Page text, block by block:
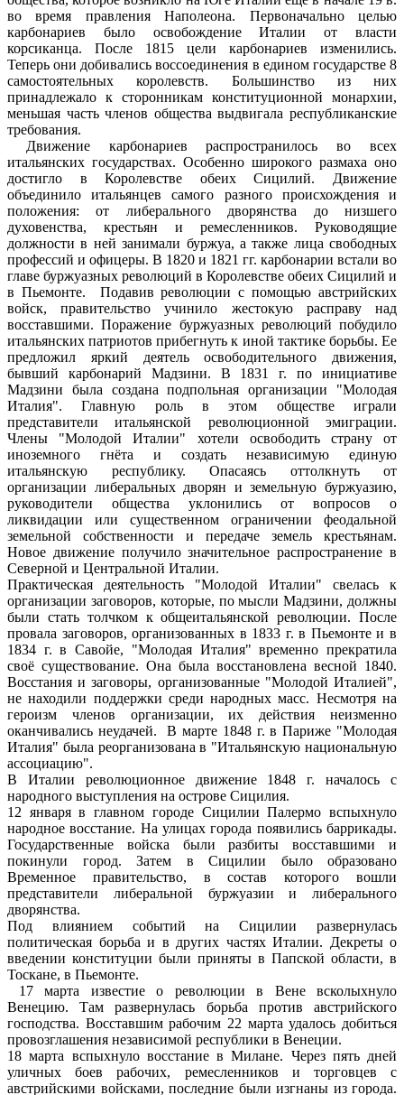
во время правления Наполеона. Первоначально целью
карбонариев было освобождение Италии от власти
корсиканца. После 1815 цели карбонариев изменились.
Теперь они добивались воссоединения в едином государстве 8
самостоятельных королевств. Большинство из них
принадлежало к сторонникам конституционной монархии,
меньшая часть членов общества выдвигала республиканские
требования.
Движение карбонариев распространилось во всех
итальянских государствах. Особенно широкого размаха оно
достигло в Королевстве обеих Сицилий. Движение
объединило итальянцев самого разного происхождения и
положения: от либерального дворянства до низшего
духовенства, крестьян и ремесленников. Руководящие
должности в ней занимали буржуа, а также лица свободных
профессий и офицеры. В 1820 и 1821 гг. карбонарии встали во
главе буржуазных революций в Королевстве обеих Сицилий и
в Пьемонте. Подавив революции с помощью австрийских
войск, правительство учинило жестокую расправу над
восставшими. Поражение буржуазных революций побудило
итальянских патриотов прибегнуть к иной тактике борьбы. Ее
предложил яркий деятель освободительного движения,
бывший карбонарий Мадзини. В 1831 г. по инициативе
Мадзини была создана подпольная организации "Молодая
Италия". Главную роль в этом обществе играли
представители итальянской революционной эмиграции.
Члены "Молодой Италии" хотели освободить страну от
иноземного гнёта и создать независимую единую
итальянскую республику. Опасаясь оттолкнуть от
организации либеральных дворян и земельную буржуазию,
руководители общества уклонились от вопросов о
ликвидации или существенном ограничении феодальной
земельной собственности и передаче земель крестьянам.
Новое движение получило значительное распространение в
Северной и Центральной Италии.
Практическая деятельность "Молодой Италии" свелась к
организации заговоров, которые, по мысли Мадзини, должны
были стать толчком к общеитальянской революции. После
провала заговоров, организованных в 1833 г. в Пьемонте и в
1834 г. в Савойе, "Молодая Италия" временно прекратила
своё существование. Она была восстановлена весной 1840.
Восстания и заговоры, организованные "Молодой Италией",
не находили поддержки среди народных масс. Несмотря на
героизм членов организации, их действия неизменно
оканчивались неудачей. В марте 1848 г. в Париже "Молодая
Италия" была реорганизована в "Итальянскую национальную
ассоциацию".
В Италии революционное движение 1848 г. началось с
народного выступления на острове Сицилия.
12 января в главном городе Сицилии Палермо вспыхнуло
народное восстание. На улицах города появились баррикады.
Государственные войска были разбиты восставшими и
покинули город. Затем в Сицилии было образовано
Временное правительство, в состав которого вошли
представители либеральной буржуазии и либерального
дворянства.
Под влиянием событий на Сицилии развернулась
политическая борьба и в других частях Италии. Декреты о
введении конституции были приняты в Папской области, в
Тоскане, в Пьемонте.
17 марта известие о революции в Вене всколыхнуло
Венецию. Там развернулась борьба против австрийского
господства. Восставшим рабочим 22 марта удалось добиться
провозглашения независимой республики в Венеции.
18 марта вспыхнуло восстание в Милане. Через пять дней
уличных боев рабочих, ремесленников и торговцев с
австрийскими войсками, последние были изгнаны из города.